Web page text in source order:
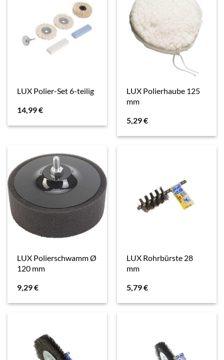
LUX Polier-Set 6-teilig
14,99€
LUX Polierhaube 125
mm
5,29€
LUX Polierschwamm Ø
120 mm
9,29€
LUX Rohrbürste 28
mm
5,79€